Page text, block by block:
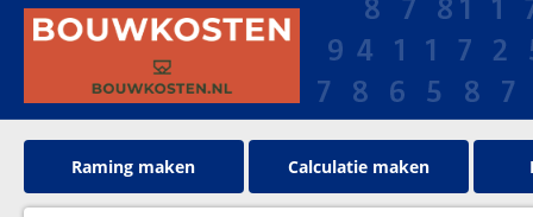
Raming maken Calculatie maken